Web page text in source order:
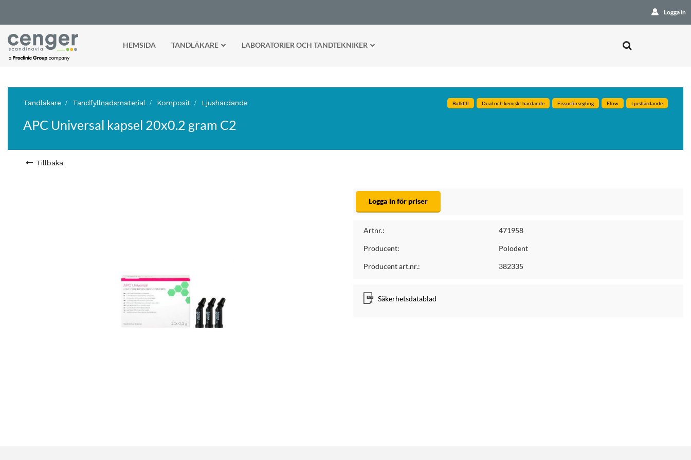
Logga in
HEMSIDA TANDLÄKARE LABORATORIER OCH TANDTEKNIKER
Tandläkare Tandfyllnadsmaterial Komposit Ljushärdande Bulkfill Dual och kemiskt härdande Fissurförsegling Flow Ljushärdande
APC Universal kapsel 20x0.2 gram C2
Tillbaka
Logga in för priser
Artnr.: 471958
Producent: Polodent
Producent art.nr.: 382335
Säkerhetsdatablad